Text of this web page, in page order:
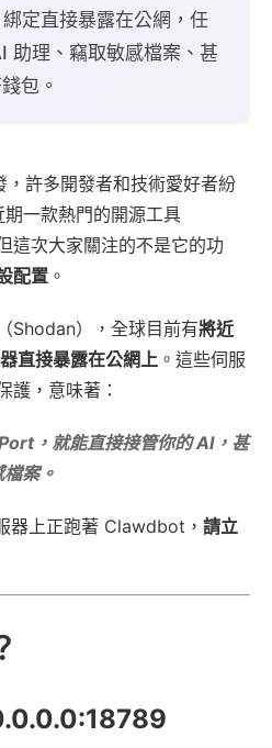
定直接暴露在公網，任
助理、竊取敏感檔案、甚
包。
許多開發者和技術愛好者紛
一款熱門的開源工具
次大家關注的不是它的功
配置 。
Shodan），全球目前有將近
直接暴露在公網上 。這些伺服
護，意味著：
，就能直接接管你的 AI，甚
案。
器上正跑著 Clawdbot， 請立